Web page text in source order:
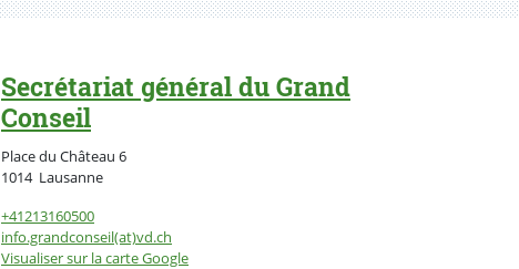
Secrétariat général du Grand
Conseil
Place du Château 6
1014 LausanneSuisse
+41213160500
info.grandconseil(at)vd.ch
Visualiser sur la carte Google